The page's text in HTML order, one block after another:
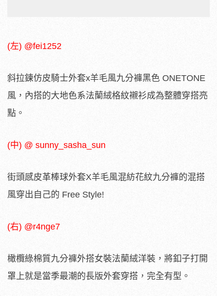
(左) @fei1252
斜拉鍊仿皮騎士外套x羊毛風九分褲黑色 ONETONE
風，內搭的大地色系法蘭絨格紋襯衫成為整體穿搭亮
點。
(中) @ sunny_sasha_sun
街頭感皮革棒球外套X羊毛風混紡花紋九分褲的混搭
風穿出自己的 Free Style!
(右) @r4nge7
橄欖綠棉質九分褲外搭女裝法蘭絨洋裝，將釦子打開
罩上就是當季最潮的長版外套穿搭，完全有型。